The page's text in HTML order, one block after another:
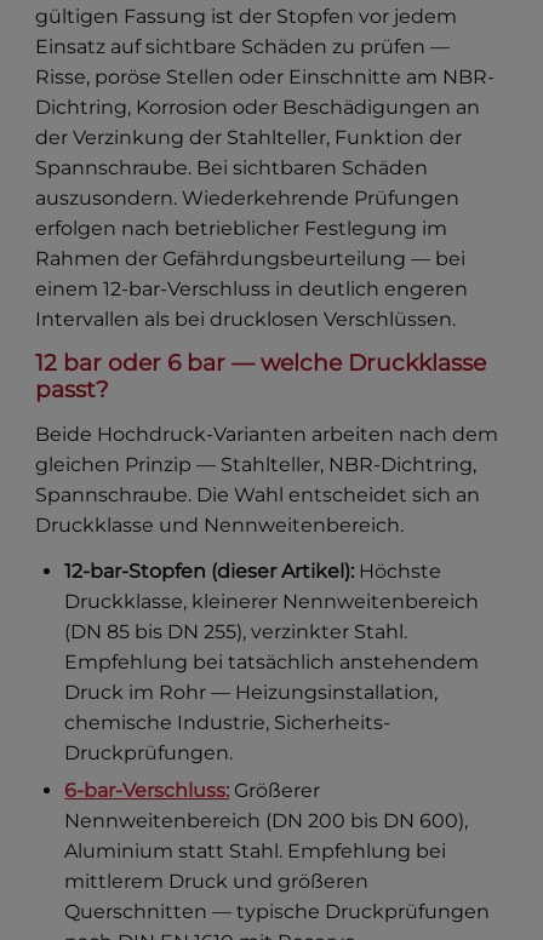
gültigen Fassung ist der Stopfen vor jedem
Einsatz auf sichtbare Schäden zu prüfen —
Risse, poröse Stellen oder Einschnitte am NBR-
Dichtring, Korrosion oder Beschädigungen an
der Verzinkung der Stahlteller, Funktion der
Spannschraube. Bei sichtbaren Schäden
auszusondern. Wiederkehrende Prüfungen
erfolgen nach betrieblicher Festlegung im
Rahmen der Gefährdungsbeurteilung — bei
einem 12-bar-Verschluss in deutlich engeren
Intervallen als bei drucklosen Verschlüssen.
12 bar oder 6 bar — welche Druckklasse
passt?
Beide Hochdruck-Varianten arbeiten nach dem
gleichen Prinzip — Stahlteller, NBR-Dichtring,
Spannschraube. Die Wahl entscheidet sich an
Druckklasse und Nennweitenbereich.
12-bar-Stopfen (dieser Artikel): Höchste
Druckklasse, kleinerer Nennweitenbereich
(DN 85 bis DN 255), verzinkter Stahl.
Empfehlung bei tatsächlich anstehendem
Druck im Rohr — Heizungsinstallation,
chemische Industrie, Sicherheits-
Druckprüfungen.
6-bar-Verschluss: Größerer
Nennweitenbereich (DN 200 bis DN 600),
Aluminium statt Stahl. Empfehlung bei
mittlerem Druck und größeren
Querschnitten — typische Druckprüfungen